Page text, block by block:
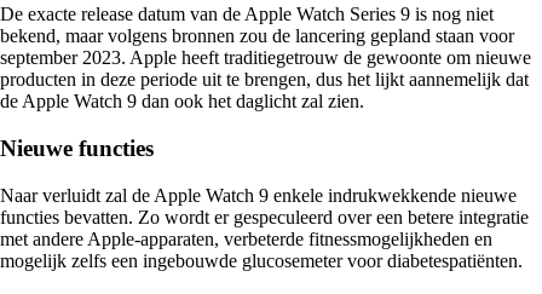
De exacte release datum van de Apple Watch Series 9 is nog niet
bekend, maar volgens bronnen zou de lancering gepland staan voor
september 2023. Apple heeft traditiegetrouw de gewoonte om nieuwe
producten in deze periode uit te brengen, dus het lijkt aannemelijk dat
de Apple Watch 9 dan ook het daglicht zal zien.
Nieuwe functies
Naar verluidt zal de Apple Watch 9 enkele indrukwekkende nieuwe
functies bevatten. Zo wordt er gespeculeerd over een betere integratie
met andere Apple-apparaten, verbeterde fitnessmogelijkheden en
mogelijk zelfs een ingebouwde glucosemeter voor diabetespatiënten.